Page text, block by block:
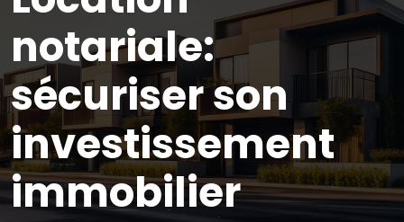
notariale:
sécuriser son
investissement
immobilier